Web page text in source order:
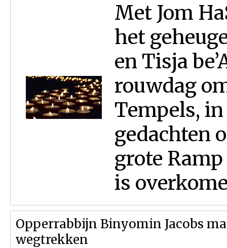
Met Jom
het
en Tisja
rouwdag
Tempels,
gedachten
grote
is
Opperrabbijn Binyomin Jacobs
wegtrekken